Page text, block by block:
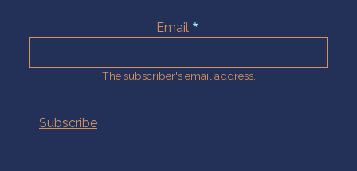
Email
The subscriber's email address.